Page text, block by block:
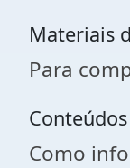
Materiais
Para
Como